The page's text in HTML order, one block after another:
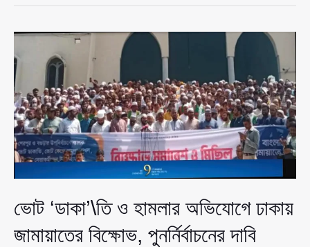
অভিযোগে
জামায়াতের
বিক্ষোভ
ভোট ‘ডাকা’\তি ও হামলার অভিযোগে ঢাকায়
জামায়াতের বিক্ষোভ, পুনর্নির্বাচনের দাবি